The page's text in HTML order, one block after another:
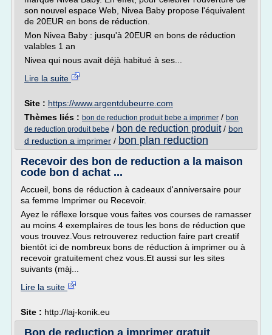
son nouvel espace Web, Nivea Baby propose l'équivalent
de 20EUR en bons de réduction.
Mon Nivea Baby : jusqu'à 20EUR en bons de réduction
valables 1 an
Nivea qui nous avait déjà habitué à ses...
Lire la suite
Site : https://www.argentdubeurre.com
Thèmes liés : bon de reduction produit bebe a imprimer / bon
de reduction produit bebe / bon de reduction produit/ bon
d reduction a imprimer / bon plan reduction
Recevoir des bon de reduction a la maison
code bon d achat ...
Accueil, bons de réduction à cadeaux d'anniversaire pour
sa femme Imprimer ou Recevoir.
Ayez le réflexe lorsque vous faites vos courses de ramasser
au moins 4 exemplaires de tous les bons de réduction que
vous trouvez.Vous retrouverez reduction faire part creatif
bientôt ici de nombreux bons de réduction à imprimer ou à
recevoir gratuitement chez vous.Et aussi sur les sites
suivants (màj...
Lire la suite
Site : http://laj-konik.eu
Bon de reduction a imprimer gratuit